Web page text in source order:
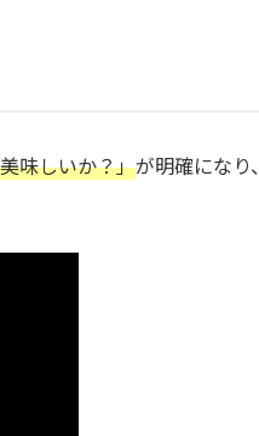
味しいか？」が明確になり、